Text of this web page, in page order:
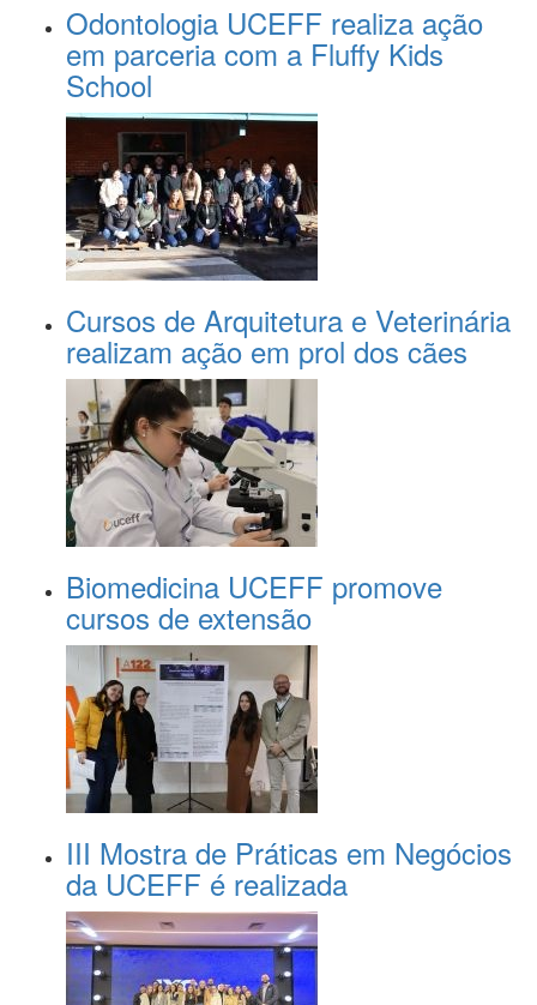
Odontologia UCEFF realiza ação
em parceria com a Fluffy Kids
School
Cursos de Arquitetura e Veterinária
realizam ação em prol dos cães
Biomedicina UCEFF promove
cursos de extensão
III Mostra de Práticas em Negócios
da UCEFF é realizada